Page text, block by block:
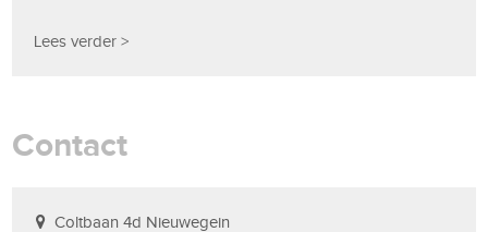
Lees verder >
Contact
Coltbaan 4d Nieuwegein